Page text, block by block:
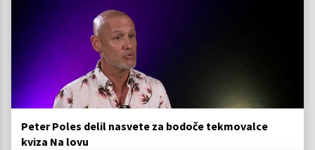
Peter Poles delil nasvete za bodoče tekmovalce
kviza Na lovu